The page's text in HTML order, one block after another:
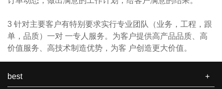
3 针对主要客户有特别要求实行专业团队（业务，工程，跟
单，品质）一对 一专人服务。为客户提供高产品品质、高
价值服务、高技术制造优势，为客 户创造更大价值。
best +